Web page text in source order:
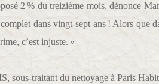
2 % du treizième mois, dénonce
dans vingt-sept ans ! Alors que
c’est injuste. »
sous-traitant du nettoyage à Paris